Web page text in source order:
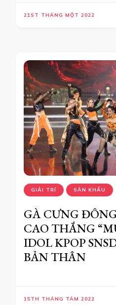
21ST THÁNG MỘT 2022
GIẢI TRÍ SÂN KHẤU
GÀ CƯNG
CAO THẮNG
IDOL KPOP
BẢN THÂN
15TH THÁNG TÁM 2022